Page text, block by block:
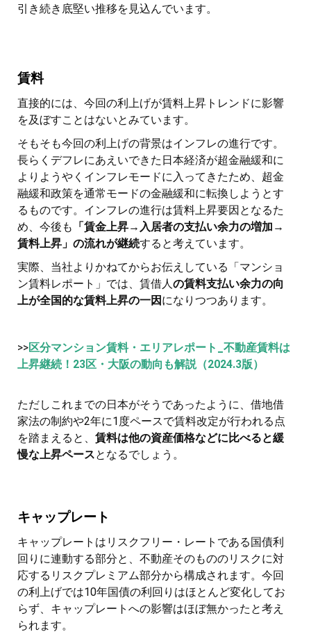
引き続き底堅い推移を見込んでいます。
賃料
直接的には、今回の利上げが賃料上昇トレンドに影響
を及ぼすことはないとみています。
そもそも今回の利上げの背景はインフレの進行です。
長らくデフレにあえいできた日本経済が超金融緩和に
よりようやくインフレモードに入ってきたため、超金
融緩和政策を通常モードの金融緩和に転換しようとす
るものです。インフレの進行は賃料上昇要因となるた
め、今後も 「賃金上昇→入居者の支払い余力の増加→
賃料上昇」の流れが継続すると考えています。
実際、当社よりかねてからお伝えしている「マンショ
ン賃料レポート」では、賃借人の賃料支払い余力の向
上が全国的な賃料上昇の一因 になりつつあります。
>>区分マンション賃料・エリアレポート_不動産賃料は
上昇継続！23区・大阪の動向も解説（2024.3版）
ただしこれまでの日本がそうであったように、借地借
家法の制約や2年に1度ペースで賃料改定が行われる点
を踏まえると、 賃料は他の資産価格などに比べると緩
慢な上昇ペースとなるでしょう。
キャップレート
キャップレートはリスクフリー・レートである国債利
回りに連動する部分と、不動産そのもののリスクに対
応するリスクプレミアム部分から構成されます。今回
の利上げでは10年国債の利回りはほとんど変化してお
らず、キャップレートへの影響はほぼ無かったと考え
られます。